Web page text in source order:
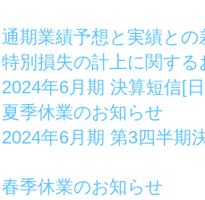
通期業績予想と実績と
特別損失の計上に関する
2024年6月期 決算短信[
夏季休業のお知らせ
2024年6月期 第3四半期
春季休業のお知らせ